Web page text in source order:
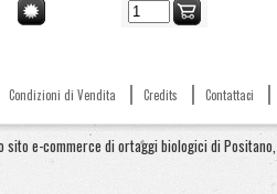
Condizioni di Vendita Credits Contattaci
sito e-commerce di ortaggi biologici di